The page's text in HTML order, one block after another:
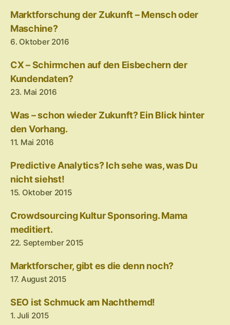
Marktforschung der Zukunft – Mensch oder
Maschine?
6. Oktober 2016
CX – Schirmchen auf den Eisbechern der
Kundendaten?
23. Mai 2016
Was – schon wieder Zukunft? Ein Blick hinter
den Vorhang.
11. Mai 2016
Predictive Analytics? Ich sehe was, was Du
nicht siehst!
15. Oktober 2015
Crowdsourcing Kultur Sponsoring. Mama
meditiert.
22. September 2015
Marktforscher, gibt es die denn noch?
17. August 2015
SEO ist Schmuck am Nachthemd!
1. Juli 2015